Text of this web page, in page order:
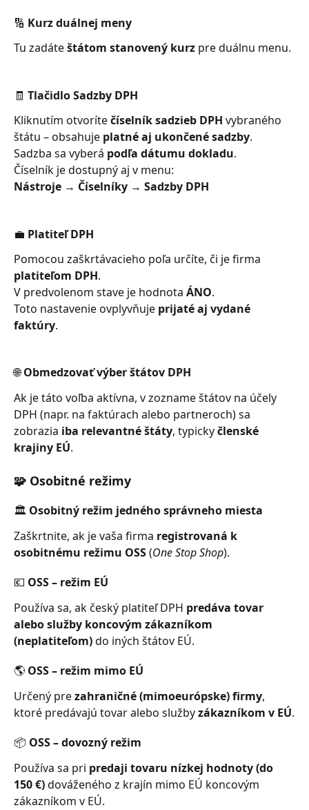
🔢 Kurz duálnej meny
Tu zadáte štátom stanovený kurz pre duálnu menu.
🧾 Tlačidlo Sadzby DPH
Kliknutím otvoríte číselník sadzieb DPH vybraného
štátu – obsahuje platné aj ukončené sadzby.
Sadzba sa vyberá podľa dátumu dokladu.
Číselník je dostupný aj v menu:
Nástroje → Číselníky → Sadzby DPH
💼 Platiteľ DPH
Pomocou zaškrtávacieho poľa určíte, či je firma
platiteľom DPH.
V predvolenom stave je hodnota ÁNO.
Toto nastavenie ovplyvňuje prijaté aj vydané
faktúry.
🌐 Obmedzovať výber štátov DPH
Ak je táto voľba aktívna, v zozname štátov na účely
DPH (napr. na faktúrach alebo partneroch) sa
zobrazia iba relevantné štáty, typicky členské
krajiny EÚ.
🧩 Osobitné režimy
🏛️ Osobitný režim jedného správneho miesta
Zaškrtnite, ak je vaša firma registrovaná k
osobitnému režimu OSS (One Stop Shop).
💶 OSS – režim EÚ
Používa sa, ak český platiteľ DPH predáva tovar
alebo služby koncovým zákazníkom
(neplatiteľom) do iných štátov EÚ.
🌎 OSS – režim mimo EÚ
Určený pre zahraničné (mimoeurópske) firmy,
ktoré predávajú tovar alebo služby zákazníkom v EÚ.
📦 OSS – dovozný režim
Používa sa pri predaji tovaru nízkej hodnoty (do
150 €) dováženého z krajín mimo EÚ koncovým
zákazníkom v EÚ.